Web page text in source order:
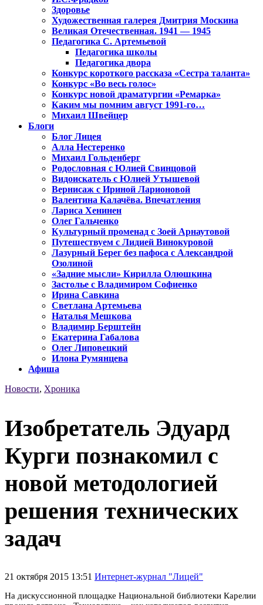
Здоровье
Художественная галерея Дмитрия Москина
Великая Отечественная. 1941 — 1945
Педагогика С. Артемьевой
Педагогика школы
Педагогика двора
Конкурс короткого рассказа «Сестра таланта»
Конкурс «Во весь голос»
Конкурс новой драматургии «Ремарка»
Каким мы помним август 1991-го…
Михаил Швейцер
Блоги
Блог Лицея
Алла Нестеренко
Михаил Гольденберг
Родословная с Юлией Свинцовой
Видоискатель с Юлией Утышевой
Вернисаж с Ириной Ларионовой
Валентина Калачёва. Впечатления
Лариса Хенинен
Олег Гальченко
Культурный променад с Зоей Арнаутовой
Путешествуем с Лидией Винокуровой
Лазурный Берег без пафоса с Александрой
Озолиной
«Задние мысли» Кирилла Олюшкина
Застолье с Владимиром Софиенко
Ирина Савкина
Светлана Артемьева
Наталья Мешкова
Владимир Берштейн
Екатерина Габалова
Олег Липовецкий
Илона Румянцева
Афиша
Новости, Хроника
Изобретатель Эдуард
Курги познакомил с
новой методологией
решения технических
задач
21 октября 2015 13:51 Интернет-журнал "Лицей"
На дискуссионной площадке Национальной библиотеки Карелии